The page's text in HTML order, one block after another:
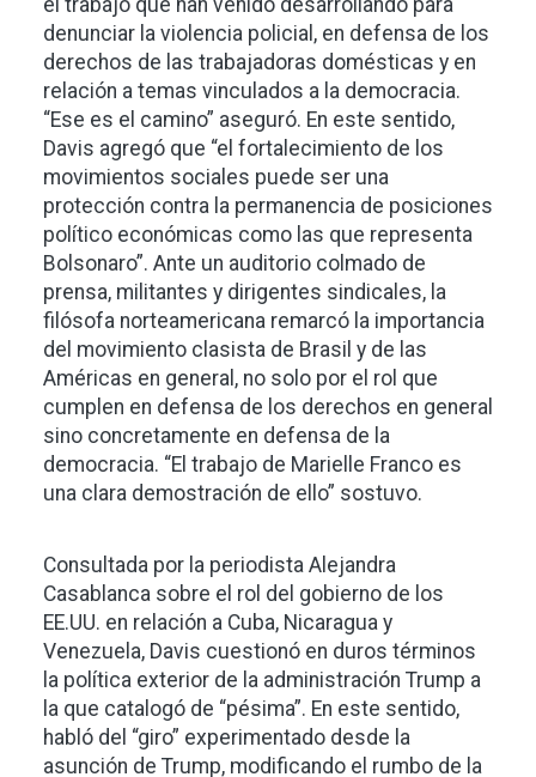
el trabajo que han venido desarrollando para
denunciar la violencia policial, en defensa de los
derechos de las trabajadoras domésticas y en
relación a temas vinculados a la democracia.
“Ese es el camino” aseguró. En este sentido,
Davis agregó que “el fortalecimiento de los
movimientos sociales puede ser una
protección contra la permanencia de posiciones
político económicas como las que representa
Bolsonaro”. Ante un auditorio colmado de
prensa, militantes y dirigentes sindicales, la
filósofa norteamericana remarcó la importancia
del movimiento clasista de Brasil y de las
Américas en general, no solo por el rol que
cumplen en defensa de los derechos en general
sino concretamente en defensa de la
democracia. “El trabajo de Marielle Franco es
una clara demostración de ello” sostuvo.
Consultada por la periodista Alejandra
Casablanca sobre el rol del gobierno de los
EE.UU. en relación a Cuba, Nicaragua y
Venezuela, Davis cuestionó en duros términos
la política exterior de la administración Trump a
la que catalogó de “pésima”. En este sentido,
habló del “giro” experimentado desde la
asunción de Trump, modificando el rumbo de la